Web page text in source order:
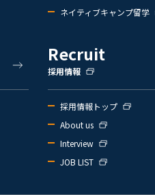
ネイティブキャンプ留学
Recruit
採用情報
採用情報トップ
About us
Interview
JOB LIST